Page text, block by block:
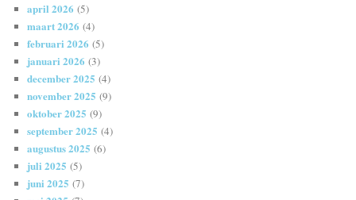
april 2026 (5)
maart 2026 (4)
februari 2026 (5)
januari 2026 (3)
december 2025 (4)
november 2025 (9)
oktober 2025 (9)
september 2025 (4)
augustus 2025 (6)
juli 2025 (5)
juni 2025 (7)